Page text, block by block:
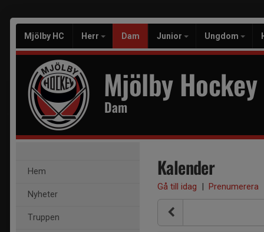
Mjölby HC Herr Dam Junior Ungdom
Mjölby Hockey
Dam
Hem
Nyheter
Truppen
Kalender
Gå till idag | Prenumerera